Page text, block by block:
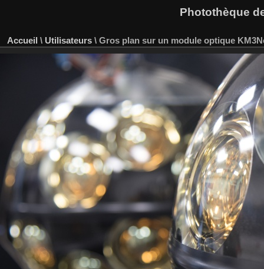
Photothèque
Accueil \ Utilisateurs \ Gros plan sur un module optique